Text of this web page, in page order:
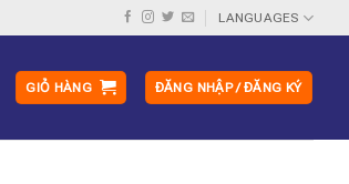
LANGUAGES
GIỎ HÀNG ĐĂNG NHẬP / ĐĂNG KÝ